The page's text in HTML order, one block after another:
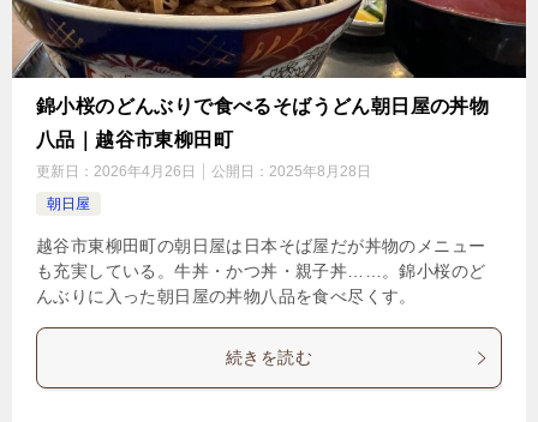
錦小桜のどんぶりで食べるそばうどん朝日屋の丼物
八品｜越谷市東柳田町
更新日： 2026年4月26日 公開日： 2025年8月28日
朝日屋
越谷市東柳田町の朝日屋は日本そば屋だが丼物のメニュー
も充実している。牛丼・かつ丼・親子丼……。錦小桜のど
んぶりに入った朝日屋の丼物八品を食べ尽くす。
続きを読む